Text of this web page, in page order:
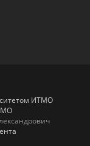
ИТМО